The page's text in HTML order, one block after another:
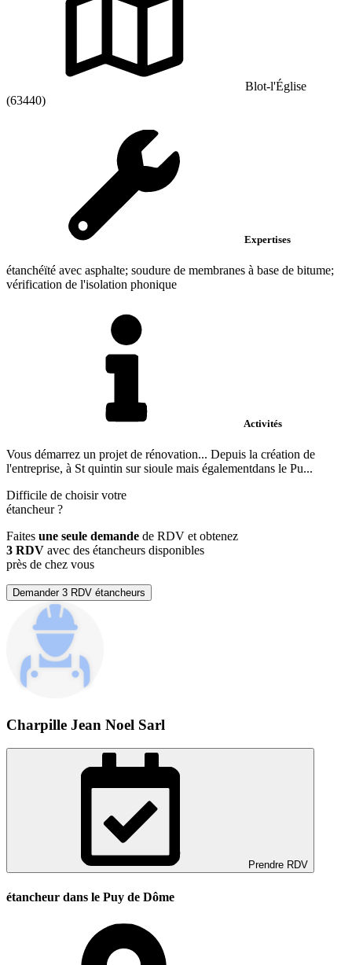
Blot-l'Église
(63440)
Expertises
étanchéïté avec asphalte; soudure de membranes à base de bitume;
vérification de l'isolation phonique
Activités
Vous démarrez un projet de rénovation... Depuis la création de
l'entreprise, à St quintin sur sioule mais égalementdans le Pu...
Difficile de choisir votre
étancheur?
Faites une seule demande de RDV et obtenez
3 RDV avec des étancheurs disponibles
près de chez vous
Demander 3 RDV étancheurs
Charpille Jean Noel Sarl
Prendre RDV
étancheur dans le Puy de Dôme